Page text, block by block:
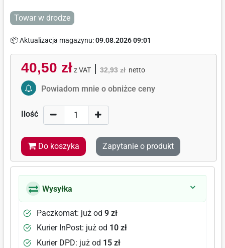
Towar w drodze
📦 Aktualizacja magazynu:09.08.2026 09:01
40,50 zł z VAT| 32,93 zł netto
Activate Price Alert
Powiadom mnie o obniżce ceny
Ilość
Do koszyka Zapytanie o produkt
Wysyłka
Paczkomat: już od 9 zł
Kurier InPost: już od 10 zł
Kurier DPD: już od 15 zł